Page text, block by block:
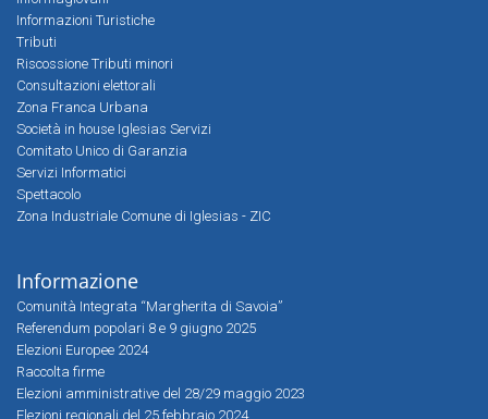
Informazioni Turistiche
Tributi
Riscossione Tributi minori
Consultazioni elettorali
Zona Franca Urbana
Società in house Iglesias Servizi
Comitato Unico di Garanzia
Servizi Informatici
Spettacolo
Zona Industriale Comune di Iglesias - ZIC
Informazione
Comunità Integrata “Margherita di Savoia”
Referendum popolari 8 e 9 giugno 2025
Elezioni Europee 2024
Raccolta firme
Elezioni amministrative del 28/29 maggio 2023
Elezioni regionali del 25 febbraio 2024